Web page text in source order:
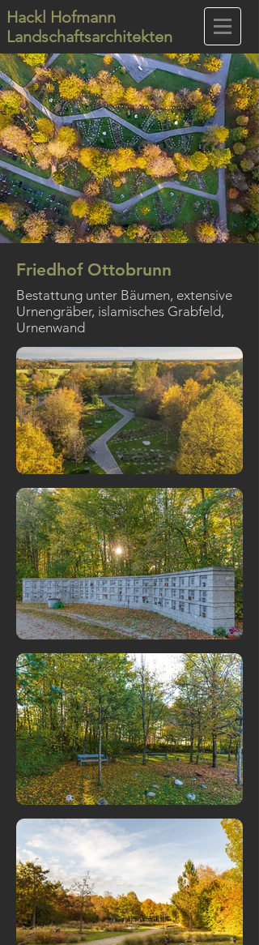
Hackl Hofmann
Landschaftsarchitekten
Friedhof Ottobrunn
Bestattung unter Bäumen, extensive
Urnengräber, islamisches Grabfeld,
Urnenwand